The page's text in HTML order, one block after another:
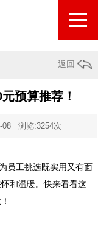
返回
预算推荐！
08浏览:3254次
员工挑选既实用又有面
和温暖。快来看看这